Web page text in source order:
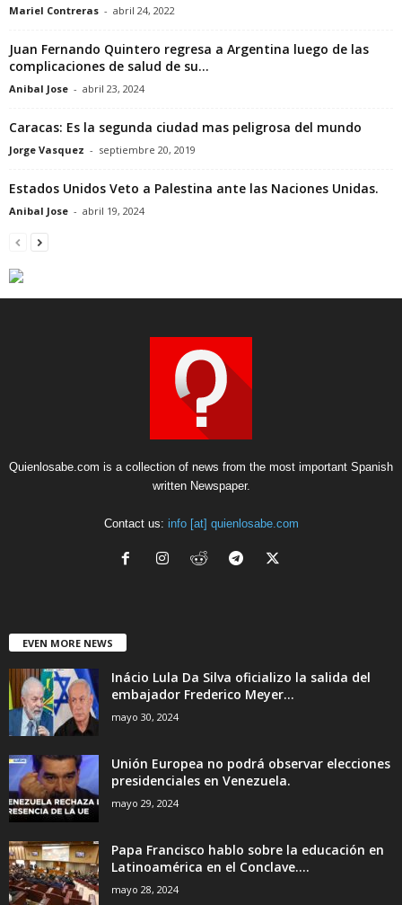
Mariel Contreras - abril 24, 2022
Juan Fernando Quintero regresa a Argentina luego de las
complicaciones de salud de su...
Anibal Jose - abril 23, 2024
Caracas: Es la segunda ciudad mas peligrosa del mundo
Jorge Vasquez - septiembre 20, 2019
Estados Unidos Veto a Palestina ante las Naciones Unidas.
Anibal Jose - abril 19, 2024
Quienlosabe.com is a collection of news from the most important Spanish
written Newspaper.
Contact us: info [at] quienlosabe.com
EVEN MORE NEWS
Inácio Lula Da Silva oficializo la salida del
embajador Frederico Meyer...
mayo 30, 2024
Unión Europea no podrá observar elecciones
presidenciales en Venezuela.
mayo 29, 2024
Papa Francisco hablo sobre la educación en
Latinoamérica en el Conclave....
mayo 28, 2024